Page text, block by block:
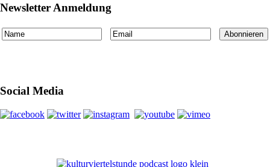
Newsletter Anmeldung
Social Media